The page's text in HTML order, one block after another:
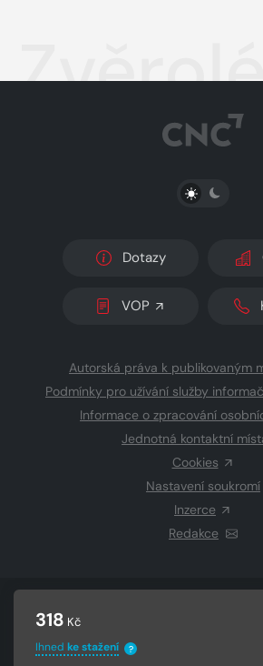
318 Kč
Ihned ke stažení ?
Dotazy
VOP
Autorská práva k publikovaným
Podmínky pro užívání služby
Informace o zpracování
Jednotná kontaktní
Cookies
Nastavení soukromí
Inzerce
Redakce
CZECH NEWS
Vysázeno